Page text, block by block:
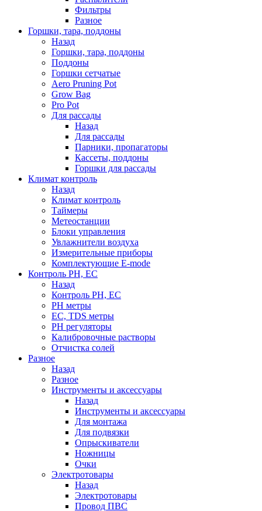
Фильтры
Разное
Горшки, тара, поддоны
Назад
Горшки, тара, поддоны
Поддоны
Горшки сетчатые
Aero Pruning Pot
Grow Bag
Pro Pot
Для рассады
Назад
Для рассады
Парники, пропагаторы
Кассеты, поддоны
Горшки для рассады
Климат контроль
Назад
Климат контроль
Таймеры
Метеостанции
Блоки управления
Увлажнители воздуха
Измерительные приборы
Комплектующие E-mode
Контроль PH, EC
Назад
Контроль PH, EC
PH метры
EC, TDS метры
PH регуляторы
Калибровочные растворы
Отчистка солей
Разное
Назад
Разное
Инструменты и аксессуары
Назад
Инструменты и аксессуары
Для монтажа
Для подвязки
Опрыскиватели
Ножницы
Очки
Электротовары
Назад
Электротовары
Провод ПВС